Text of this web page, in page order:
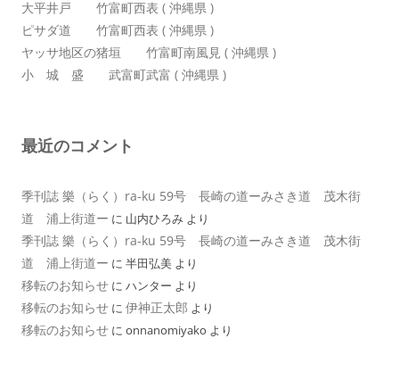
大平井戸 竹富町西表 ( 沖縄県 )
ピサダ道 竹富町西表 ( 沖縄県 )
ヤッサ地区の猪垣 竹富町南風見 ( 沖縄県 )
小 城 盛 武富町武富 ( 沖縄県 )
最近のコメント
季刊誌 樂（らく）ra-ku 59号 長崎の道ーみさき道 茂木街
道 浦上街道ー に 山内ひろみ より
季刊誌 樂（らく）ra-ku 59号 長崎の道ーみさき道 茂木街
道 浦上街道ー に 半田弘美 より
移転のお知らせ に ハンター より
移転のお知らせ に 伊神正太郎 より
移転のお知らせ に onnanomiyako より